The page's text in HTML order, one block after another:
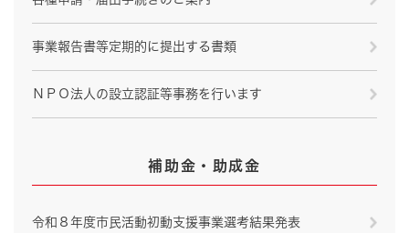
事業報告書等定期的に提出する書類
ＮＰＯ法人の設立認証等事務を行います
補助金・助成金
令和８年度市民活動初動支援事業選考結果発表